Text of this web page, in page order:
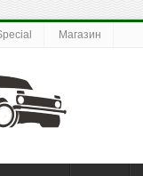
Магазин